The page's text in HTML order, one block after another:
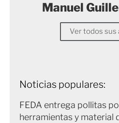
Manuel
Ver todos sus
Noticias populares:
FEDA entrega pollitas
herramientas y material